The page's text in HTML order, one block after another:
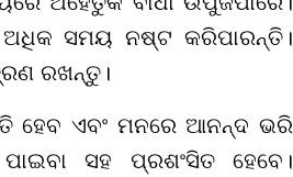
ଅଧିକ ସମୟ ନଷ୍ଟ କରିପାରନ୍ତି।
ରଖନ୍ତୁ।
ହେବ ଏବଂ ମନରେ ଆନନ୍ଦ ଭରି
ସହ ପ୍ରଶଂସିତ ହେବେ।